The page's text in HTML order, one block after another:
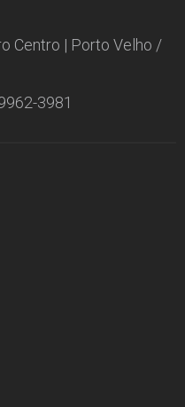
Centro | Porto Velho /
3981